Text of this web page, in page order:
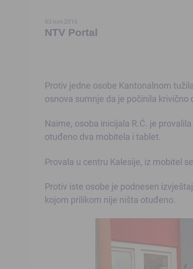
03.nov.2016
NTV Portal
Protiv jedne osobe Kantonalnom
osnova sumnje da je počinila krivično
Naime, osoba inicijala R.Ć. je
otuđeno dva mobitela i tablet.
Provala u centru Kalesije, iz mobitel
Protiv iste osobe je podnesen
kojom prilikom nije ništa otuđeno.